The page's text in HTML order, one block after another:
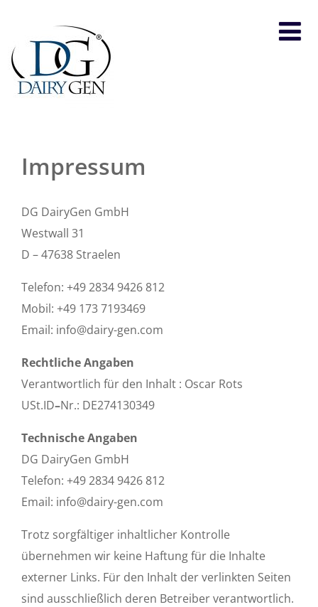
Impressum
DG DairyGen GmbH
Westwall 31
D – 47638 Straelen
Telefon: +49 2834 9426 812
Mobil: +49 173 7193469
Email: info@dairy-gen.com
Rechtliche Angaben
Verantwortlich für den Inhalt : Oscar Rots
USt.ID–Nr.: DE274130349
Technische Angaben
DG DairyGen GmbH
Telefon: +49 2834 9426 812
Email: info@dairy-gen.com
Trotz sorgfältiger inhaltlicher Kontrolle
übernehmen wir keine Haftung für die Inhalte
externer Links. Für den Inhalt der verlinkten Seiten
sind ausschließlich deren Betreiber verantwortlich.